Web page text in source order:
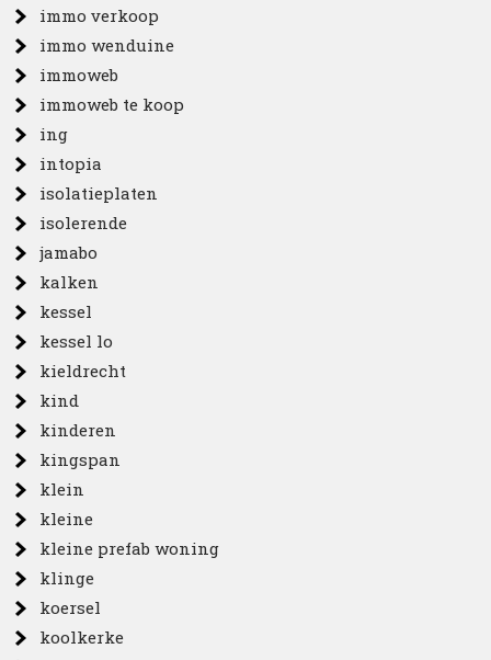
immo verkoop
immo wenduine
immoweb
immoweb te koop
ing
intopia
isolatieplaten
isolerende
jamabo
kalken
kessel
kessel lo
kieldrecht
kind
kinderen
kingspan
klein
kleine
kleine prefab woning
klinge
koersel
koolkerke